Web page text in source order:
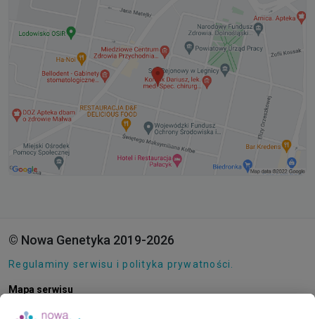
© Nowa Genetyka 2019-2026
Regulaminy serwisu i polityka prywatności.
Mapa serwisu